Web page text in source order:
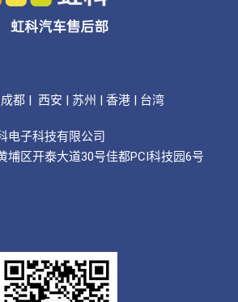
都 | 西安 | 苏州 | 香港 | 台湾
电子科技有限公司
埔区开泰大道30号佳都PCI科技园6号